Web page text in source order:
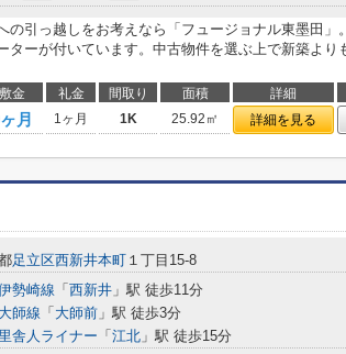
の引っ越しをお考えなら「フュージョナル東墨田」
ターが付いています。中古物件を選ぶ上で新築より
敷金 礼金 間取り 面積 詳細
月 1ヶ月 1K 25.92㎡ 詳細を見る
足立区西新井本町 １丁目15-8
勢崎線 「 西新井 」駅 徒歩11分
師線 「 大師前 」駅 徒歩3分
舎人ライナー 「 江北 」駅 徒歩15分